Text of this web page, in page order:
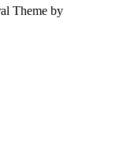
Theme by